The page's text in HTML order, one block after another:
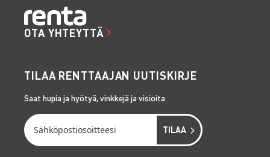
OTA YHTEYTTÄ
TILAA RENTTAAJAN UUTISKIRJE
Saat hupia ja hyötyä, vinkkejä ja visioita